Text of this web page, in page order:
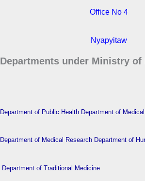
Office No 4
Nyapyitaw
Departments under Ministry of
Department of Public Health Department of
Department of Medical Research Department of
Department of Traditional Medicine